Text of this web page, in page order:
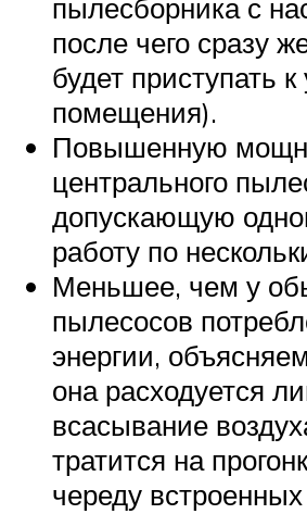
пылесборника с
после чего сразу
будет приступать к
помещения).
Повышенную
центрального
допускающую
работу по
Меньшее, чем у
пылесосов
энергии,
она расходуется
всасывание
тратится на
череду